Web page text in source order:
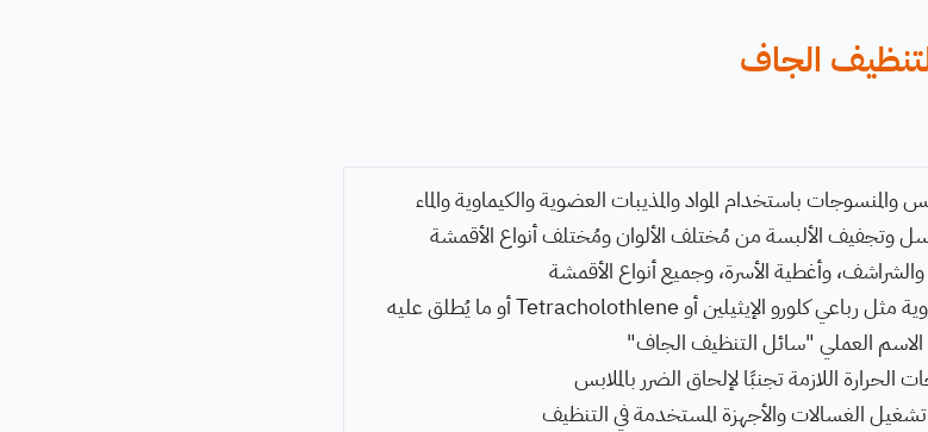
الجاف
باستخدام المواد والمذيبات العضوية والكيماوية والماء
وتجفيف الألبسة من مُختلف الألوان ومُختلف أنواع الأقمشة
وأغطية الأسرة، وجميع أنواع الأقمشة
استخدام أشهر المذيبات والمواد الكيماوية مثل رباعي كلورو الإيثيلين أو Tetracholothlene أو ما يُطلق عليه
الاسم العملي "سائل التنظيف الجاف"
الحرارة اللازمة تجنبًا لإلحاق الضرر بالملابس
الغسالات والأجهزة المستخدمة في التنظيف